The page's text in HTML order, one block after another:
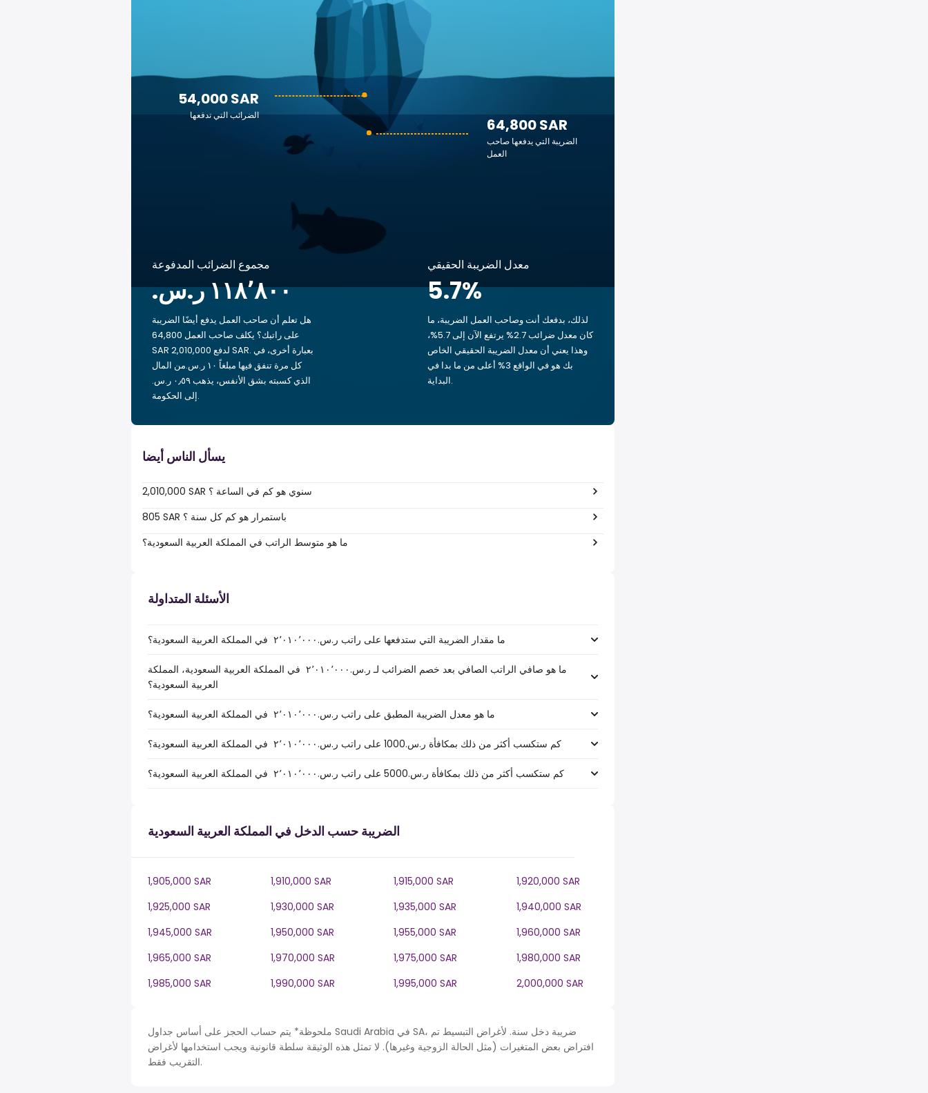
64,800 SAR
الضريبة التي يدفعها صاحب
العمل
54,000 SAR
الضرائب التي تدفعها
مجموع الضرائب المدفوعة
هل تعلم أن صاحب العمل يدفع أيضًا الضريبة
على راتبك؟ يكلف صاحب العمل 64,800
SAR لدفع 2,010,000 SAR. بعبارة أخرى، في
كل مرة تنفق فيها مبلغاً ‏١٠ ر.س.‏من المال
الذي كسبته بشق الأنفس، يذهب ‏٠٫٥٩ ر.س.‏
إلى الحكومة.
معدل الضريبة الحقيقي
5.7%
لذلك، بدفعك أنت وصاحب العمل الضريبة، ما
كان معدل ضرائب 2.7% يرتفع الآن إلى 5.7%،
وهذا يعني أن معدل الضريبة الحقيقي الخاص
بك هو في الواقع 3% أعلى من ما بدا في
البداية.
يسأل الناس أيضا
2,010,000 SAR سنوي هو كم في الساعة ؟
805 SAR باستمرار هو كم كل سنة ؟
ما هو متوسط الراتب في المملكة العربية السعودية؟
الأسئلة المتداولة
ما مقدار الضريبة التي ستدفعها على راتب ر.س.‏٢٬٠١٠٬٠٠٠ ‏ في المملكة العربية السعودية؟
ما هو صافي الراتب الصافي بعد خصم الضرائب لـ ر.س.‏٢٬٠١٠٬٠٠٠ ‏ في المملكة العربية السعودية، المملكة
العربية السعودية؟
ما هو معدل الضريبة المطبق على راتب ر.س.‏٢٬٠١٠٬٠٠٠ ‏ في المملكة العربية السعودية؟
كم ستكسب أكثر من ذلك بمكافأة ر.س.1000 على راتب ر.س.‏٢٬٠١٠٬٠٠٠ ‏ في المملكة العربية السعودية؟
كم ستكسب أكثر من ذلك بمكافأة ر.س.5000 على راتب ر.س.‏٢٬٠١٠٬٠٠٠ ‏ في المملكة العربية السعودية؟
الضريبة حسب الدخل في المملكة العربية السعودية
1,905,000 SAR 1,910,000 SAR 1,915,000 SAR
1,920,000 SAR
1,925,000 SAR
1,930,000 SAR 1,935,000 SAR
1,940,000 SAR
1,945,000 SAR
1,950,000 SAR 1,955,000 SAR
1,960,000 SAR
1,965,000 SAR
1,970,000 SAR 1,975,000 SAR
1,980,000 SAR
1,985,000 SAR
1,990,000 SAR 1,995,000 SAR 2,000,000 SAR
ملحوظة* يتم حساب الحجز على أساس جداول Saudi Arabia في SA، ضريبة دخل سنة. لأغراض التبسيط تم
افتراض بعض المتغيرات (مثل الحالة الزوجية وغيرها). لا تمثل هذه الوثيقة سلطة قانونية ويجب استخدامها لأغراض
التقريب فقط.